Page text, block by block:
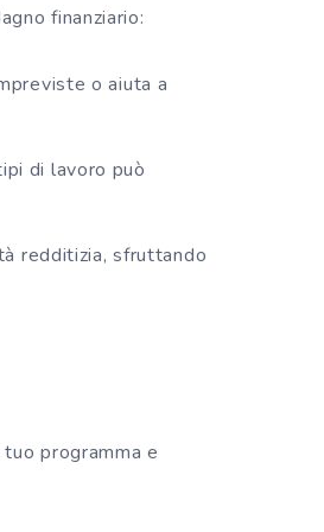
finanziario:
o aiuta a
di lavoro può
redditizia, sfruttando
programma e